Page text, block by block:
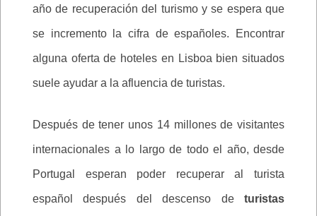
año de recuperación del turismo y se espera que
se incremento la cifra de españoles. Encontrar
alguna oferta de hoteles en Lisboa bien situados
suele ayudar a la afluencia de turistas.
Después de tener unos 14 millones de visitantes
internacionales a lo largo de todo el año, desde
Portugal esperan poder recuperar al turista
español después del descenso deturistas